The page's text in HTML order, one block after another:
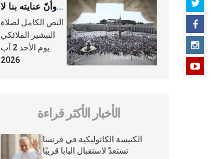
وأنّ عنايته بنا لا
تغيب عنّا أبدًا
النص الكامل لصلاة
التبشير الملائكي
يوم الأحد 2 آب
2026
الأخبار الأكثر قراءة
الكنيسة الكاثوليكية في فرنسا
تستعدّ لاستقبال البابا قريبًا